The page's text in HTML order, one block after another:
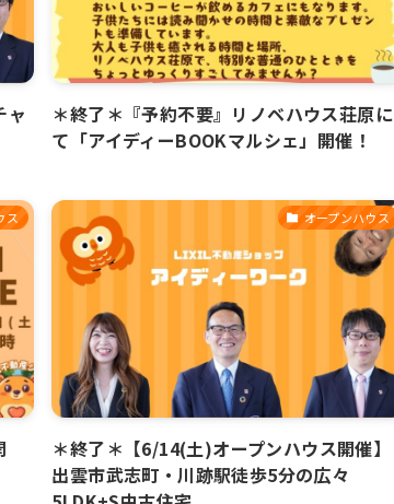
ャ
＊終了＊『予約不要』リノベハウス荘原に
て「アイディーBOOKマルシェ」開催！
ス オープンハウス
＊終了＊【6/14(土)オープンハウス開催】
出雲市武志町・川跡駅徒歩5分の広々